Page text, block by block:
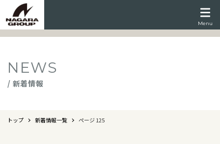
Menu
NEWS
/ 新着情報
トップ 新着情報一覧 ページ 125